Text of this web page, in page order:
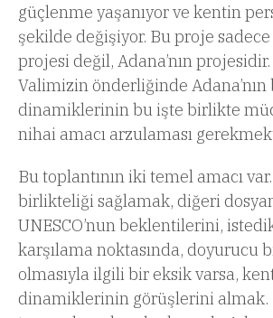
güçlenme yaşanıyor ve kentin
şekilde değişiyor. Bu proje
projesi değil, Adana’nın projesidir.
Valimizin önderliğinde
dinamiklerinin bu işte birlikte
nihai amacı arzulaması
Bu toplantının iki temel amacı
birlikteliği sağlamak, diğeri
UNESCO’nun beklentilerini,
karşılama noktasında, doyurucu
olmasıyla ilgili bir eksik varsa,
dinamiklerinin görüşlerini almak.